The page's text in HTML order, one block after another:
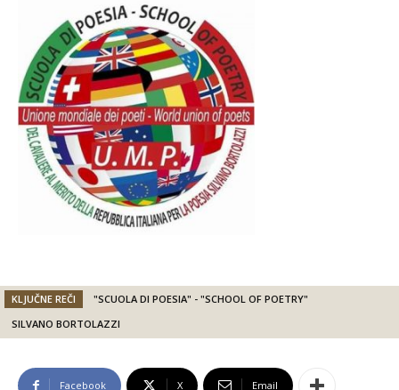
KLJUČNE REČI
"SCUOLA DI POESIA" - "SCHOOL OF POETRY"
SILVANO BORTOLAZZI
Facebook X Email